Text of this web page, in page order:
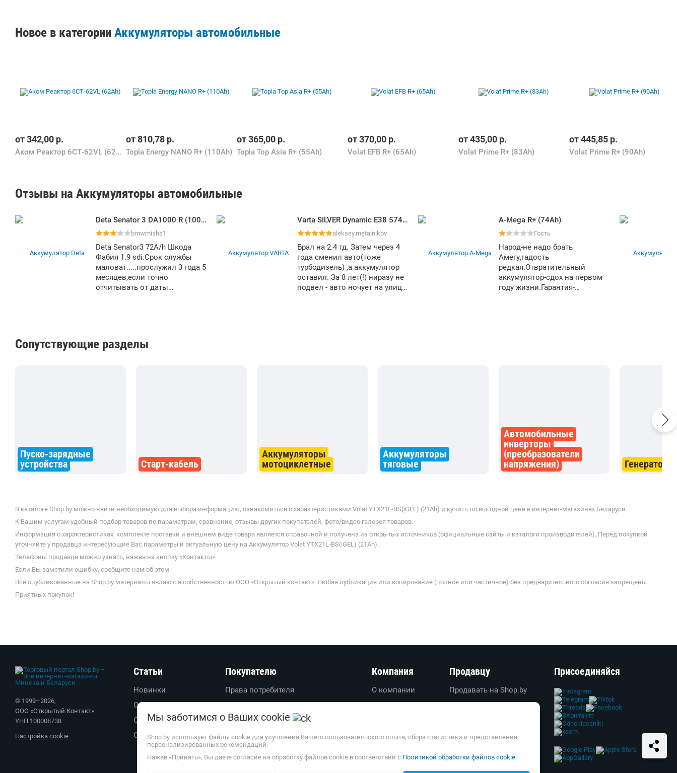
Новое в категории Аккумуляторы автомобильные
от342,00 р.
Аком Реактор 6СТ-62VL (62Ah)
от810,78 р.
Topla Energy NANO R+ (110Ah)
от365,00 р.
Topla Top Asia R+ (55Ah)
от370,00 р.
Volat EFB R+ (65Ah)
от435,00 р.
Volat Prime R+ (83Ah)
от445,85 р.
Volat Prime R+ (90Ah)
Отзывы на Аккумуляторы автомобильные
Deta Senator 3 DA1000 R (100Ah)
bmwmisha1
Deta Senator3 72A/h Шкода
Фабия 1.9 sdi.Срок службы
маловат.....прослужил 3 года 5
месяцев,если точно
отчитывать от даты
выдаёт 14.2 В.Кинул на Сеат
Varta SILVER Dynamic E38 574402075 (74Ah)
aleksey.metalnikov
Брал на 2.4 тд. Затем через 4
года сменил авто(тоже
турбодизель) ,а аккумулятор
оставил. За 8 лет(!) ниразу не
подвел - авто ночует на улице.
A-Mega R+ (74Ah)
Гость
Народ-не надо брать
Амегу,гадость
редкая.Отвратительный
аккумулятор-сдох на первом
году жизни.Гарантия-
Сопутствующие разделы
Пуско-зарядные
устройства
Старт-кабель
Аккумуляторы
мотоциклетные
Аккумуляторы
тяговые
Автомобильные
инверторы
(преобразователи
напряжения)
Генераторы
В каталоге Shop.by можно найти необходимую для выбора информацию, ознакомиться с характеристиками Volat YTX21L-BS(iGEL) (21Ah) и купить по выгодной цене в интернет-магазинах Беларуси.
К Вашим услугам удобный подбор товаров по параметрам, сравнение, отзывы других покупателей, фото/видео галерея товаров.
Информация о характеристиках, комплекте поставки и внешнем виде товара является справочной и получена из открытых источников (официальные сайты и каталоги производителей). Перед покупкой
уточняйте у продавца интересующие Вас параметры и актуальную цену на Аккумулятор Volat YTX21L-BS(iGEL) (21Ah).
Телефоны продавца можно узнать, нажав на кнопку «Контакты».
Если Вы заметили ошибку, сообщите нам об этом.
Все опубликованные на Shop.by материалы являются собственностью ООО «Открытый контакт». Любая публикация или копирование (полное или частичное) без предварительного согласия запрещены.
Приятных покупок!
Статьи
Новинки
Обзоры
Советы
Обратите внимание
Покупателю
Права потребителя
Вопросы-ответы
Пользовательское соглашение
Политика обработки
персональных данных
Доставка и оплата
Компания
О компании
О проекте
Обратная связь
Продавцу
Продавать на Shop.by
Создать свой магазин
Реклама
© 1999–2026,
ООО «Открытый Контакт»
УНП 100008738
Настройка cookie
Присоединяйся
Мы заботимся о Ваших cookie
Shop.by использует файлы cookie для улучшения Вашего пользовательского опыта, сбора статистики и представления
персонализированных рекомендаций.
Нажав «Принять», Вы даете согласие на обработку файлов cookie в соответствии с Политикой обработки файлов cookie.